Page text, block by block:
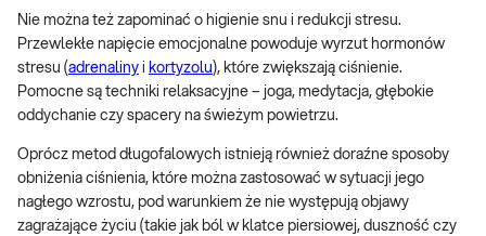
Nie można też zapominać o higienie snu i redukcji stresu.
Przewlekłe napięcie emocjonalne powoduje wyrzut hormonów
stresu (adrenaliny i kortyzolu), które zwiększają ciśnienie.
Pomocne są techniki relaksacyjne – joga, medytacja, głębokie
oddychanie czy spacery na świeżym powietrzu.
Oprócz metod długofalowych istnieją również doraźne sposoby
obniżenia ciśnienia, które można zastosować w sytuacji jego
nagłego wzrostu, pod warunkiem że nie występują objawy
zagrażające życiu (takie jak ból w klatce piersiowej, duszność czy